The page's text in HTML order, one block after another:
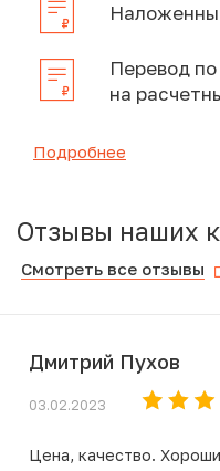
Перевод
на
Подробнее
Отзывы наших
Смотреть все отзывы
Дмитрий Пухов
03.02.2023
Цена, качество.